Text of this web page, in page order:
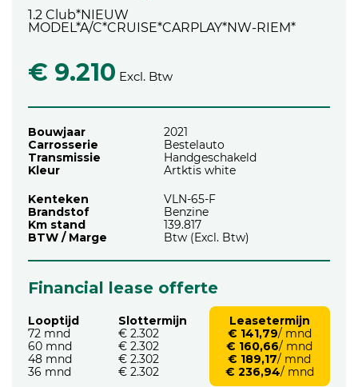
1.2 Club*NIEUW
MODEL*A/C*CRUISE*CARPLAY*NW-RIEM*
€ 9.210 Excl. Btw
Bouwjaar
2021
Carrosserie
Bestelauto
Transmissie
Handgeschakeld
Kleur
Artktis white
Kenteken
VLN-65-F
Brandstof
Benzine
Km stand
139.817
BTW / Marge
Btw (Excl. Btw)
Financial lease offerte
Looptijd
72 mnd
60 mnd
48 mnd
36 mnd
Slottermijn
€ 2.302
€ 2.302
€ 2.302
€ 2.302
Leasetermijn
€ 141,79/ mnd
€ 160,66/ mnd
€ 189,17/ mnd
€ 236,94/ mnd